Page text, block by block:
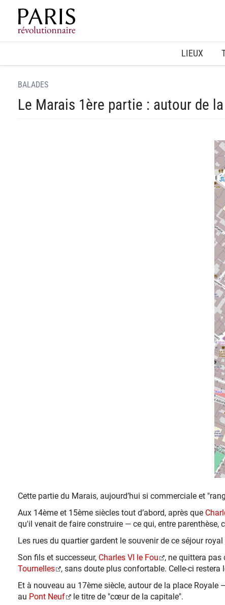
Home
LIEUX
BALADES
Le Marais 1ère partie : autour de
Cette partie du Marais, aujourd’hui si commerciale et
Aux 14ème et 15ème siècles tout d’abord, après que
qu'il venait de faire construire — ce qui, entre
Les rues du quartier gardent le souvenir de ce séjour
Son fils et successeur, Charles VI le Fou , ne quittera pas
Tournelles
, sans doute plus confortable. Celle-ci
Et à nouveau au 17ème siècle, autour de la place Royale
au Pont Neuf
le titre de "cœur de la capitale".